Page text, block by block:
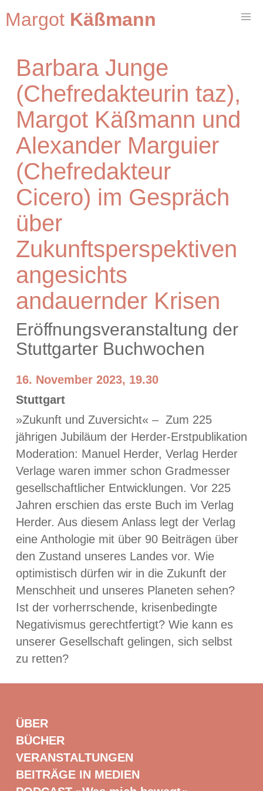
Margot Käßmann
Barbara Junge
(Chefredakteurin taz),
Margot Käßmann und
Alexander Marguier
(Chefredakteur
Cicero) im Gespräch
über
Zukunftsperspektiven
angesichts
andauernder Krisen
Eröffnungsveranstaltung der
Stuttgarter Buchwochen
16. November 2023, 19.30
Stuttgart
»Zukunft und Zuversicht« – Zum 225
jährigen Jubiläum der Herder-Erstpublikation
Moderation: Manuel Herder, Verlag Herder
Verlage waren immer schon Gradmesser
gesellschaftlicher Entwicklungen. Vor 225
Jahren erschien das erste Buch im Verlag
Herder. Aus diesem Anlass legt der Verlag
eine Anthologie mit über 90 Beiträgen über
den Zustand unseres Landes vor. Wie
optimistisch dürfen wir in die Zukunft der
Menschheit und unseres Planeten sehen?
Ist der vorherrschende, krisenbedingte
Negativismus gerechtfertigt? Wie kann es
unserer Gesellschaft gelingen, sich selbst
zu retten?
ÜBER
BÜCHER
VERANSTALTUNGEN
BEITRÄGE IN MEDIEN